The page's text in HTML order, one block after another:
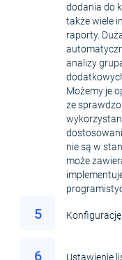
dodania do
także wiele
raporty.
analizy
Możemy je
ze
nie są w
może
5 Konfigurację
6 Ustawienie